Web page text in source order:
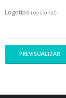
Logotipo (opcional)